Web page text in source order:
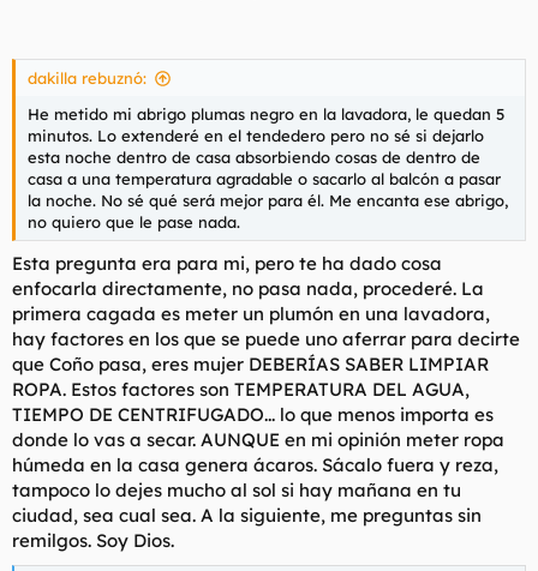
dakilla rebuznó:
He metido mi abrigo plumas negro en la lavadora, le quedan 5
minutos. Lo extenderé en el tendedero pero no sé si dejarlo
esta noche dentro de casa absorbiendo cosas de dentro de
casa a una temperatura agradable o sacarlo al balcón a pasar
la noche. No sé qué será mejor para él. Me encanta ese abrigo,
no quiero que le pase nada.
Esta pregunta era para mi, pero te ha dado cosa
enfocarla directamente, no pasa nada, procederé. La
primera cagada es meter un plumón en una lavadora,
hay factores en los que se puede uno aferrar para decirte
que Coño pasa, eres mujer DEBERÍAS SABER LIMPIAR
ROPA. Estos factores son TEMPERATURA DEL AGUA,
TIEMPO DE CENTRIFUGADO... lo que menos importa es
donde lo vas a secar. AUNQUE en mi opinión meter ropa
húmeda en la casa genera ácaros. Sácalo fuera y reza,
tampoco lo dejes mucho al sol si hay mañana en tu
ciudad, sea cual sea. A la siguiente, me preguntas sin
remilgos. Soy Dios.